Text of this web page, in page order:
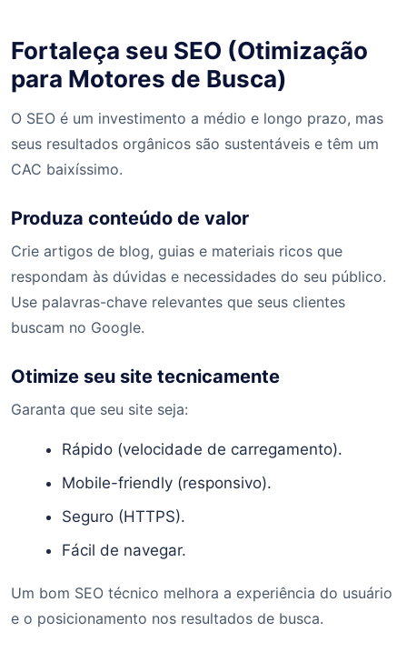
Fortaleça seu SEO (Otimização
para Motores de Busca)
O SEO é um investimento a médio e longo prazo, mas
seus resultados orgânicos são sustentáveis e têm um
CAC baixíssimo.
Produza conteúdo de valor
Crie artigos de blog, guias e materiais ricos que
respondam às dúvidas e necessidades do seu público.
Use palavras-chave relevantes que seus clientes
buscam no Google.
Otimize seu site tecnicamente
Garanta que seu site seja:
Rápido (velocidade de carregamento).
Mobile-friendly (responsivo).
Seguro (HTTPS).
Fácil de navegar.
Um bom SEO técnico melhora a experiência do usuário
e o posicionamento nos resultados de busca.